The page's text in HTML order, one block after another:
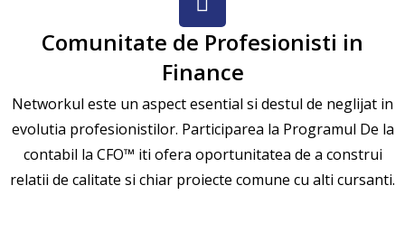
Comunitate de Profesionisti in
Finance
Networkul este un aspect esential si destul de neglijat in
evolutia profesionistilor. Participarea la Programul De la
contabil la CFO™ iti ofera oportunitatea de a construi
relatii de calitate si chiar proiecte comune cu alti cursanti.